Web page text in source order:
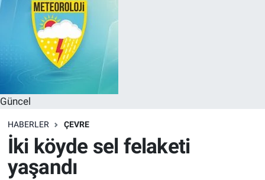
Güncel
HABERLER ÇEVRE
İki köyde sel felaketi
yaşandı